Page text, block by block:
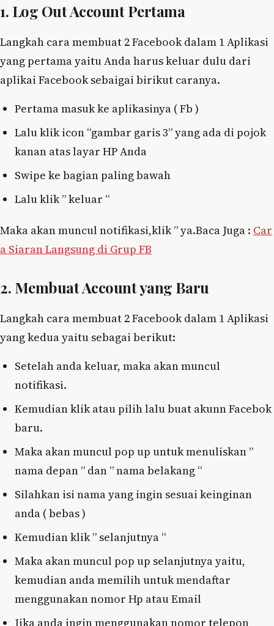
1. Log Out Account Pertama
Langkah cara membuat 2 Facebook dalam 1 Aplikasi
yang pertama yaitu Anda harus keluar dulu dari
aplikai Facebook sebaigai birikut caranya.
Pertama masuk ke aplikasinya ( Fb )
Lalu klik icon “gambar garis 3” yang ada di pojok
kanan atas layar HP Anda
Swipe ke bagian paling bawah
Lalu klik ” keluar “
Maka akan muncul notifikasi,klik ” ya.Baca Juga : Car
a Siaran Langsung di Grup FB
2. Membuat Account yang Baru
Langkah cara membuat 2 Facebook dalam 1 Aplikasi
yang kedua yaitu sebagai berikut:
Setelah anda keluar, maka akan muncul
notifikasi.
Kemudian klik atau pilih lalu buat akunn Facebok
baru.
Maka akan muncul pop up untuk menuliskan ”
nama depan ” dan ” nama belakang “
Silahkan isi nama yang ingin sesuai keinginan
anda ( bebas )
Kemudian klik ” selanjutnya “
Maka akan muncul pop up selanjutnya yaitu,
kemudian anda memilih untuk mendaftar
menggunakan nomor Hp atau Email
Jika anda ingin menggunakan nomor telepon